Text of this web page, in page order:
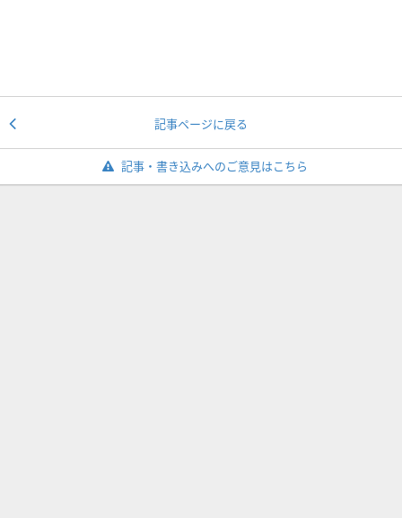
記事ページに戻る
記事・書き込みへのご意見はこちら